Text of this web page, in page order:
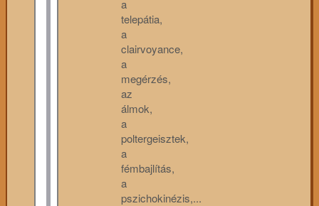
a
telepátia,
a
clairvoyance,
a
megérzés,
az
álmok,
a
poltergeisztek,
a
fémbajlítás,
a
pszichokinézis,...